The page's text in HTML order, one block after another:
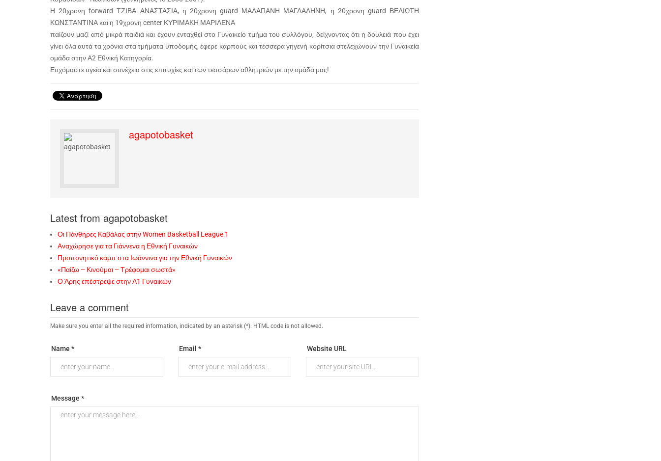
Η 20χρονη forward ΤΖΙΒΑ ΑΝΑΣΤΑΣΙΑ, η 20χρονη guard ΜΑΛΑΠΑΝΗ ΜΑΓΔΑΛΗΝΗ, η 20χρονη guard ΒΕΛΙΩΤΗ
ΚΩΝΣΤΑΝΤΙΝΑ και η 19χρονη center ΚΥΡΙΜΑΚΗ ΜΑΡΙΛΕΝΑ
παίζουν μαζί από μικρά παιδιά και έχουν ενταχθεί στο Γυναικείο τμήμα του συλλόγου, δείχνοντας ότι η δουλειά που έχει
γίνει όλα αυτά τα χρόνια στα τμήματα υποδομής, έφερε καρπούς και τέσσερα γηγενή κορίτσια στελεχώνουν την Γυναικεία
ομάδα στην Α2 Εθνική Κατηγορία.
Ευχόμαστε υγεία και συνέχεια στις επιτυχίες και των τεσσάρων αθλητριών με την ομάδα μας!
agapotobasket
Latest from agapotobasket
Οι Πάνθηρες Καβάλας στην Women Basketball League 1
Αναχώρησε για τα Γιάννενα η Εθνική Γυναικών
Προπονητικό καμπ στα Ιωάννινα για την Εθνική Γυναικών
«Παίζω – Κινούμαι – Τρέφομαι σωστά»
Ο Άρης επέστρεψε στην Α1 Γυναικών
Leave a comment
Make sure you enter all the required information, indicated by an asterisk (*). HTML code is not allowed.
Name * Email * Website URL
Message *